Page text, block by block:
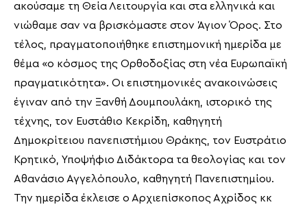
ακούσαμε τη Θεία Λειτουργία και στα ελληνικά και
νιώθαμε σαν να βρισκόμαστε στον Άγιον Όρος. Στο
τέλος, πραγματοποιήθηκε επιστημονική ημερίδα με
θέμα «ο κόσμος της Ορθοδοξίας στη νέα Ευρωπαϊκή
πραγματικότητα». Οι επιστημονικές ανακοινώσεις
έγιναν από την Ξανθή Δουμπουλάκη, ιστορικό της
τέχνης, τον Ευστάθιο Κεκρίδη, καθηγητή
Δημοκρίτειου πανεπιστήμιου Θράκης, τον Ευστράτιο
Κρητικό, Υποψήφιο Διδάκτορα τα θεολογίας και τον
Αθανάσιο Αγγελόπουλο, καθηγητή Πανεπιστημίου.
Την ημερίδα έκλεισε ο Αρχιεπίσκοπος Αχρίδος κκ